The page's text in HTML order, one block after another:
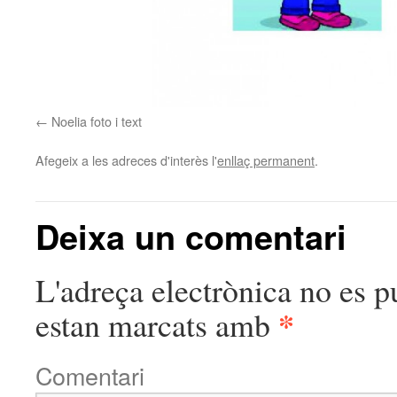
Noelia foto i text
Afegeix a les adreces d'interès l'enllaç permanent.
Deixa un comentari
L'adreça electrònica no es
estan marcats amb *
Comentari